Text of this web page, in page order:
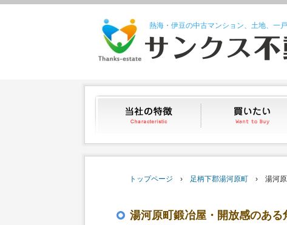
熱海・伊豆の中古マンション、土地、一
当社の特徴
トップページ › 足柄下郡湯河原町 › 湯河原
湯河原町鍛冶屋・開放感のある